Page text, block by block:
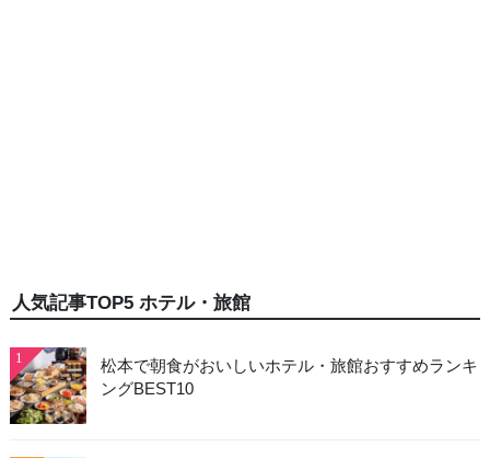
人気記事TOP5 ホテル・旅館
1
松本で朝食がおいしいホテル・旅館おすすめランキ
ングBEST10